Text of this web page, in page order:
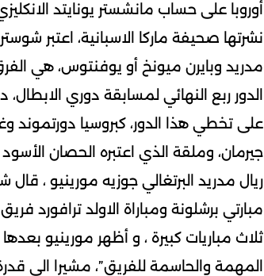
أوروبا على حساب مانشستر يونايتد
نشرتها صحيفة ماركا الاسبانية، اعتبر
مدريد وبايرن ميونخ أو يوفنتوس، هي
الدور ربع النهائي لمسابقة دوري
على تخطي هذا الدور، كبروسيا دورتموند
جيرمان، وملقة الذي اعتبره الحصان
ريال مدريد البرتغالي جوزيه مورينيو ،
مبارتي برشلونة ومباراة الاولد ترافورد
ثلاث مباريات كبيرة ، و أظهر مورينيو
المهمة والحاسمة للفريق”، مشيرا الى